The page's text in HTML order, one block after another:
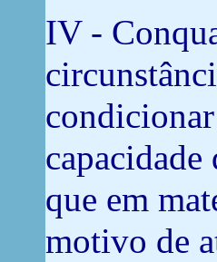
IV -
capacidade
que em
motivo de